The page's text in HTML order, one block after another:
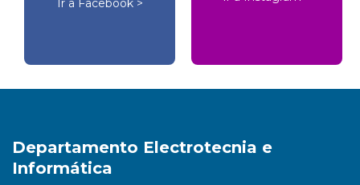
Ir a Facebook >
Departamento Electrotecnia e
Informática